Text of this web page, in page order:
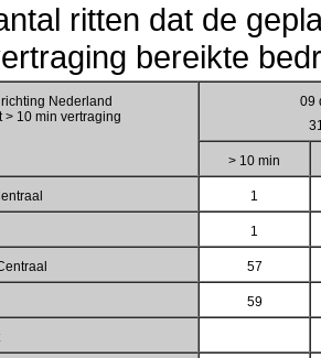
ritten dat de
bereikte
Nederland
> 10 min vertraging
09
> 10 min
1
1
57
59